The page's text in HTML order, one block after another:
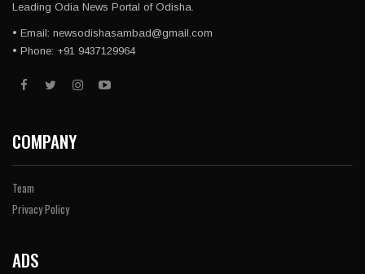
Leading Odia News Portal of Odisha.
• Email: newsodishasambad@gmail.com
• Phone: +91 9437129964
COMPANY
Team
Privacy Policy
ADS